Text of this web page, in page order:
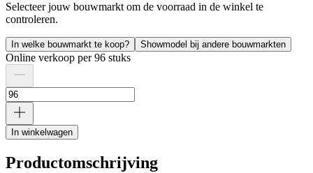
Selecteer jouw bouwmarkt om de voorraad in de winkel te
controleren.
In welke bouwmarkt te koop? Showmodel bij andere bouwmarkten
Online verkoop per 96 stuks
In winkelwagen
Productomschrijving